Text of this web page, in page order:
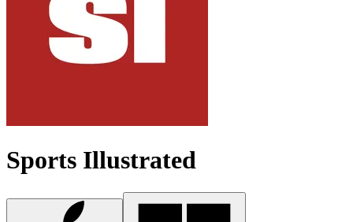
Sports Illustrated